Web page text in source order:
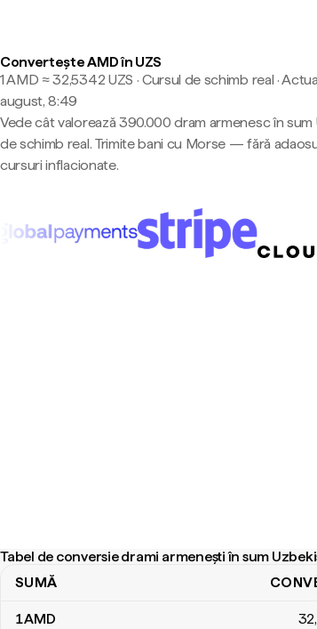
Convertește AMD în UZS
1 AMD ≈ 32,5342 UZS · Cursul de schimb real ·
august, 8:49
Vede cât valorează 390.000 dram armenesc în sum
de schimb real. Trimite bani cu Morse — fără
cursuri inflacionate.
Tabel de conversie drami armenești în sum
Tabel de conversie drami armenești în sum
SUMĂ
1AMD 32